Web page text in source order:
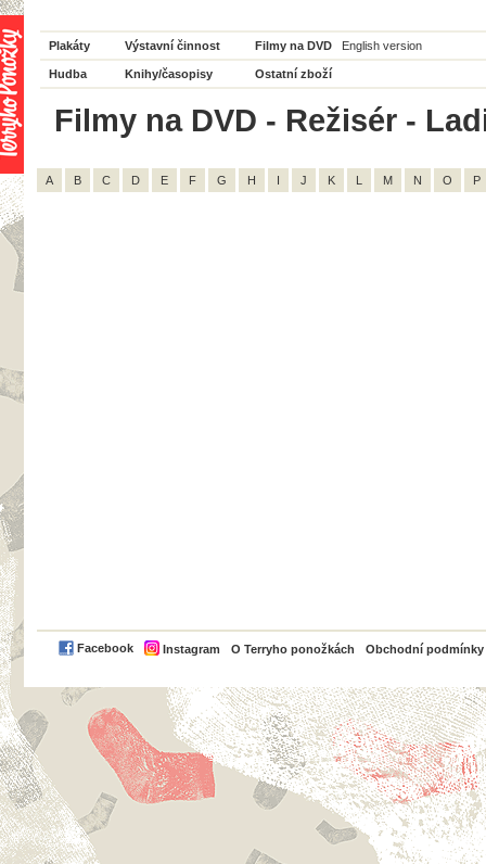
Plakáty Výstavní činnost Filmy na DVD English version
Hudba Knihy/časopisy Ostatní zboží
Filmy na DVD - Režisér -
A B C D E F G H I J K L M N O P
Facebook Instagram O Terryho ponožkách Obchodní podmínky
PayPal